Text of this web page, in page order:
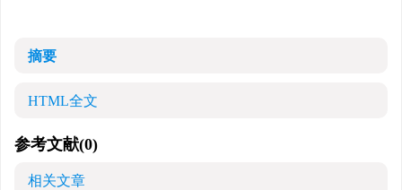
摘要
HTML全文
参考文献(0)
相关文章